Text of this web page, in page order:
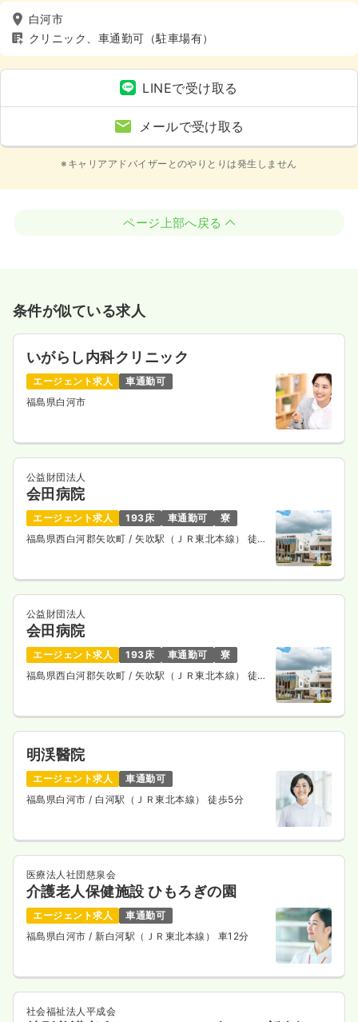
白河市
クリニック、車通勤可（駐車場有）
LINEで受け取る
メールで受け取る
※キャリアアドバイザーとのやりとりは発生しません
ページ上部へ戻る
条件が似ている求人
いがらし内科クリニック
エージェント求人
車通勤可
福島県白河市
公益財団法人
会田病院
エージェント求人 193床 車通勤可
寮
福島県西白河郡矢吹町/ 矢吹駅（ＪＲ東北本線） 徒歩
公益財団法人
会田病院
エージェント求人 193床 車通勤可
寮
福島県西白河郡矢吹町/ 矢吹駅（ＪＲ東北本線） 徒歩
明渓醫院
エージェント求人
車通勤可
福島県白河市/ 白河駅（ＪＲ東北本線） 徒歩5分
医療法人社団慈泉会
介護老人保健施設 ひもろぎの園
エージェント求人
車通勤可
福島県白河市/ 新白河駅（ＪＲ東北本線） 車12分
社会福祉法人平成会